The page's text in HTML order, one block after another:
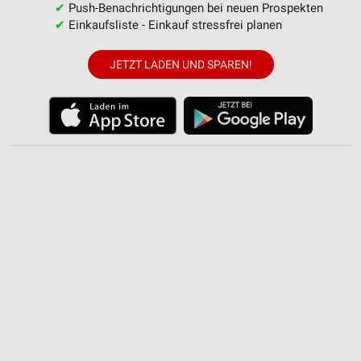
✔ Push-Benachrichtigungen bei neuen Prospekten
✔ Einkaufsliste - Einkauf stressfrei planen
JETZT LADEN UND SPAREN!
Analyse von Zielgruppen durch Statistiken oder
Kombinationen von Daten aus verschiedenen
Entwicklung und Verbesserung der Angebote
Verwendung reduzierter Daten zur Auswahl von
Inhalten